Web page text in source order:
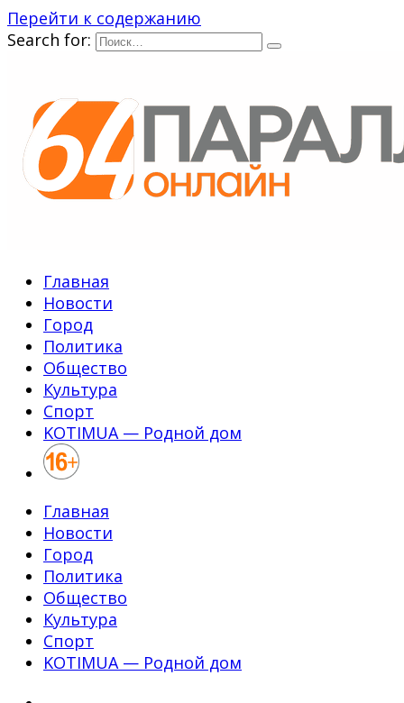
Перейти к содержанию
Search for:
Главная
Новости
Город
Политика
Общество
Культура
Спорт
KOTIMUA — Родной дом
Главная
Новости
Город
Политика
Общество
Культура
Спорт
KOTIMUA — Родной дом